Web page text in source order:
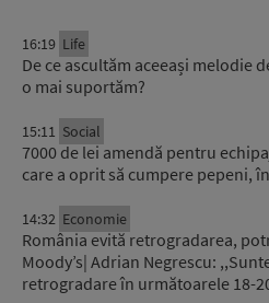
16:19 Life
De ce ascultăm aceeași melodie
o mai suportăm?
15:11 Social
7000 de lei amendă pentru
care a oprit să cumpere pepeni,
14:32 Economie
România evită retrogradarea,
Moody’s| Adrian Negrescu:
retrogradare în următoarele 18-